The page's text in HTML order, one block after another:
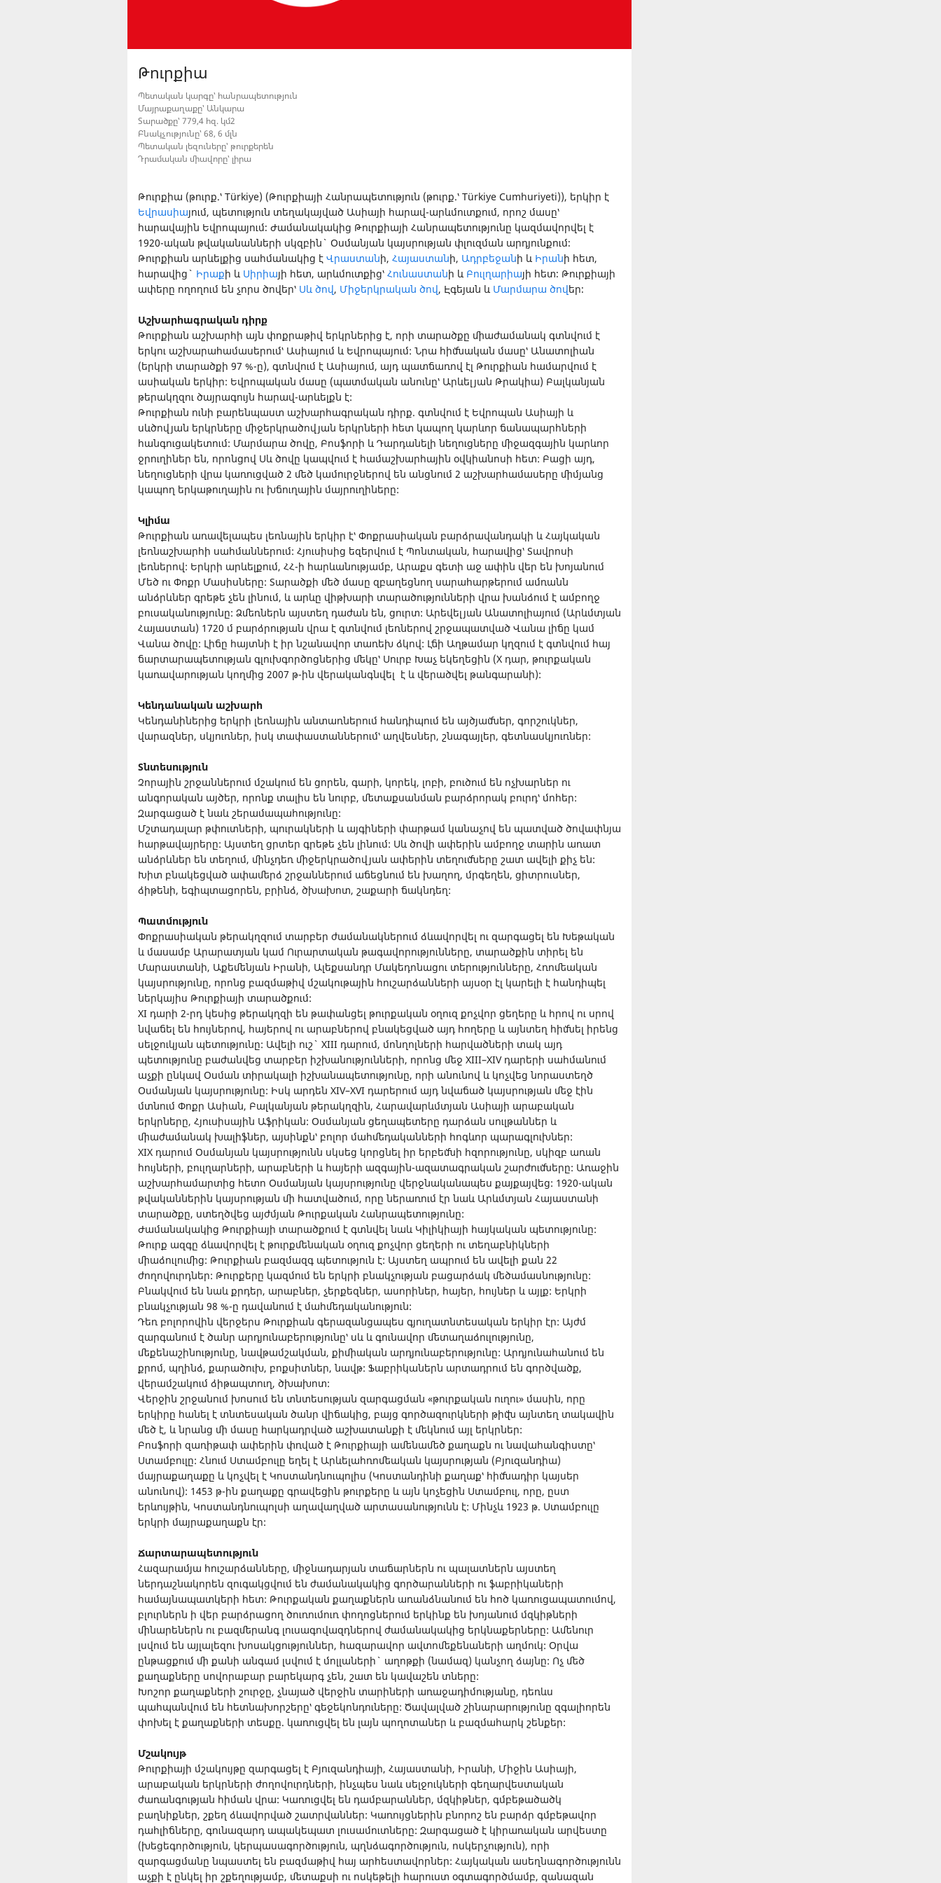
Թուրքիա
Պետական կարգը՝ հանրապետություն
Մայրաքաղաքը՝ Անկարա
Տարածքը՝ 779,4 հզ. կմ2
Բնակչությունը՝ 68, 6 մլն
Պետական լեզուները՝ թուրքերեն
Դրամական միավորը՝ լիրա
Թուրքիա (թուրք.՝ Türkiye) (Թուրքիայի Հանրապետություն (թուրք.՝ Türkiye Cumhuriyeti)), երկիր է
Եվրասիայում, պետություն տեղակայված Ասիայի հարավ-արևմուտքում, որոշ մասը՝
հարավային Եվրոպայում։ Ժամանակակից Թուրքիայի Հանրապետությունը կազմավորվել է
1920-ական թվականանների սկզբին` Օսմանյան կայսրության փլուզման արդյունքում։
Թուրքիան արևելքից սահմանակից է Վրաստանի, Հայաստանի, Ադրբեջանի և Իրանի հետ,
հարավից` Իրաքի և Սիրիայի հետ, արևմուտքից՝ Հունաստանի և Բուլղարիայի հետ։ Թուրքիայի
ափերը ողողում են չորս ծովեր՝ Սև ծով, Միջերկրական ծով, Էգեյան և Մարմարա ծովեր։
Աշխարհագրական դիրք
Թուրքիան աշխարհի այն փոքրաթիվ երկրներից է, որի տարածքը միաժամանակ գտնվում է
երկու աշխարահամասերում՝ Ասիայում և Եվրոպայում: Նրա հիմնական մասը՝ Անատոլիան
(երկրի տարածքի 97 %-ը), գտնվում է Ասիայում, այդ պատճառով էլ Թուրքիան համարվում է
ասիական երկիր: Եվրոպական մասը (պատմական անունը՝ Արևելյան Թրակիա) Բալկանյան
թերակղզու ծայրագույն հարավ-արևելքն է:
Թուրքիան ունի բարենպաստ աշխարհագրական դիրք. գտնվում է Եվրոպան Ասիայի և
սևծովյան երկրները միջերկրածովյան երկրների հետ կապող կարևոր ճանապարհների
հանգուցակետում: Մարմարա ծովը, Բոսֆորի և Դարդանելի նեղուցները միջազգային կարևոր
ջրուղիներ են, որոնցով Սև ծովը կապվում է համաշխարհային օվկիանոսի հետ: Բացի այդ,
նեղուցների վրա կառուցված 2 մեծ կամուրջներով են անցնում 2 աշխարհամասերը միմյանց
կապող երկաթուղային ու խճուղային մայրուղիները:
Կլիմա
Թուրքիան առավելապես լեռնային երկիր է՝ Փոքրասիական բարձրավանդակի և Հայկական
լեռնաշխարհի սահմաններում: Հյուսիսից եզերվում է Պոնտական, հարավից՝ Տավրոսի
լեռներով: Երկրի արևելքում, ՀՀ-ի հարևանությամբ, Արաքս գետի աջ ափին վեր են խոյանում
Մեծ ու Փոքր Մասիսները: Տարածքի մեծ մասը զբաղեցնող սարահարթերում ամռանն
անձրևներ գրեթե չեն լինում, և արևը վիթխարի տարածությունների վրա խանձում է ամբողջ
բուսականությունը: Ձմեռներն այստեղ դաժան են, ցուրտ: Արեվելյան Անատոլիայում (Արևմտյան
Հայաստան) 1720 մ բարձրության վրա է գտնվում լեռներով շրջապատված Վանա լիճը կամ
Վանա ծովը: Լիճը հայտնի է իր նշանավոր տառեխ ձկով: Լճի Աղթամար կղզում է գտնվում հայ
ճարտարապետության գլուխգործոցներից մեկը՝ Սուրբ Խաչ եկեղեցին (X դար, թուրքական
կառավարության կողմից 2007 թ-ին վերականգնվել է և վերածվել թանգարանի):
Կենդանական աշխարհ
Կենդանիներից երկրի լեռնային անտառներում հանդիպում են այծյամներ, գորշուկներ,
վարազներ, սկյուռներ, իսկ տափաստաններում՝ աղվեսներ, շնագայլեր, գետնասկյուռներ:
Տնտեսություն
Չորային շրջաններում մշակում են ցորեն, գարի, կորեկ, լոբի, բուծում են ոչխարներ ու
անգորական այծեր, որոնք տալիս են նուրբ, մետաքսանման բարձրորակ բուրդ՝ մոհեր:
Զարգացած է նաև շերամապահությունը:
Մշտադալար թփուտների, պուրակների և այգիների փարթամ կանաչով են պատված ծովափնյա
հարթավայրերը: Այստեղ ցրտեր գրեթե չեն լինում: Սև ծովի ափերին ամբողջ տարին առատ
անձրևներ են տեղում, մինչդեռ միջերկրածովյան ափերին տեղումները շատ ավելի քիչ են:
Խիտ բնակեցված ափամերձ շրջաններում աճեցնում են խաղող, մրգեղեն, ցիտրուսներ,
ձիթենի, եգիպտացորեն, բրինձ, ծխախոտ, շաքարի ճակնդեղ:
Պատմություն
Փոքրասիական թերակղզում տարբեր ժամանակներում ձևավորվել ու զարգացել են Խեթական
և մասամբ Արարատյան կամ Ուրարտական թագավորությունները, տարածքին տիրել են
Մարաստանի, Աքեմենյան Իրանի, Ալեքսանդր Մակեդոնացու տերությունները, Հռոմեական
կայսրությունը, որոնց բազմաթիվ մշակութային հուշարձանների այսօր էլ կարելի է հանդիպել
ներկայիս Թուրքիայի տարածքում:
XI դարի 2-րդ կեսից թերակղզի են թափանցել թուրքական օղուզ քոչվոր ցեղերը և հրով ու սրով
նվաճել են հույներով, հայերով ու արաբներով բնակեցված այդ հողերը և այնտեղ հիմնել իրենց
սելջուկյան պետությունը: Ավելի ուշ` XIII դարում, մոնղոլների հարվածների տակ այդ
պետությունը բաժանվեց տարբեր իշխանությունների, որոնց մեջ XIII–XIV դարերի սահմանում
աչքի ընկավ Օսման տիրակալի իշխանապետությունը, որի անունով և կոչվեց նորաստեղծ
Օսմանյան կայսրությունը: Իսկ արդեն XIV–XVI դարերում այդ նվաճած կայսրության մեջ էին
մտնում Փոքր Ասիան, Բալկանյան թերակղզին, Հարավարևմտյան Ասիայի արաբական
երկրները, Հյուսիսային Աֆրիկան: Օսմանյան ցեղապետերը դարձան սուլթաններ և
միաժամանակ խալիֆներ, այսինքն՝ բոլոր մահմեդականների հոգևոր պարագլուխներ:
XIX դարում Օսմանյան կայսրությունն սկսեց կորցնել իր երբեմնի հզորությունը, սկիզբ առան
հույների, բուլղարների, արաբների և հայերի ազգային-ազատագրական շարժումները: Առաջին
աշխարհամարտից հետո Օսմանյան կայսրությունը վերջնականապես քայքայվեց: 1920-ական
թվականներին կայսրության մի հատվածում, որը ներառում էր նաև Արևմտյան Հայաստանի
տարածքը, ստեղծվեց այժմյան Թուրքական Հանրապետությունը:
Ժամանակակից Թուրքիայի տարածքում է գտնվել նաև Կիլիկիայի հայկական պետությունը:
Թուրք ազգը ձևավորվել է թուրքմենական օղուզ քոչվոր ցեղերի ու տեղաբնիկների
միաձուլումից: Թուրքիան բազմազգ պետություն է: Այստեղ ապրում են ավելի քան 22
ժողովուրդներ: Թուրքերը կազմում են երկրի բնակչության բացարձակ մեծամասնությունը:
Բնակվում են նաև քրդեր, արաբներ, չերքեզներ, ասորիներ, հայեր, հույներ և այլք: Երկրի
բնակչության 98 %-ը դավանում է մահմեդականություն:
Դեռ բոլորովին վերջերս Թուրքիան գերազանցապես գյուղատնտեսական երկիր էր: Այժմ
զարգանում է ծանր արդյունաբերությունը՝ սև և գունավոր մետաղաձուլությունը,
մեքենաշինությունը, նավթամշակման, քիմիական արդյունաբերությունը: Արդյունահանում են
քրոմ, պղինձ, քարածուխ, բոքսիտներ, նավթ: Ֆաբրիկաներն արտադրում են գործվածք,
վերամշակում ձիթապտուղ, ծխախոտ:
Վերջին շրջանում խոսում են տնտեսության զարգացման «թուրքական ուղու» մասին, որը
երկիրը հանել է տնտեսական ծանր վիճակից, բայց գործազուրկների թիվն այնտեղ տակավին
մեծ է, և նրանց մի մասը հարկադրված աշխատանքի է մեկնում այլ երկրներ:
Բոսֆորի զառիթափ ափերին փռված է Թուրքիայի ամենամեծ քաղաքն ու նավահանգիստը՝
Ստամբուլը: Հնում Ստամբուլը եղել է Արևելահռոմեական կայսրության (Բյուզանդիա)
մայրաքաղաքը և կոչվել է Կոստանդնուպոլիս (Կոստանդինի քաղաք՝ հիմնադիր կայսեր
անունով): 1453 թ-ին քաղաքը գրավեցին թուրքերը և այն կոչեցին Ստամբուլ, որը, ըստ
երևույթին, Կոստանդնուպոլսի աղավաղված արտասանությունն է: Մինչև 1923 թ. Ստամբուլը
երկրի մայրաքաղաքն էր:
Ճարտարապետություն
Հազարամյա հուշարձանները, միջնադարյան տաճարներն ու պալատներն այստեղ
ներդաշնակորեն զուգակցվում են ժամանակակից գործարանների ու ֆաբրիկաների
համայնապատկերի հետ: Թուրքական քաղաքներն առանձնանում են հոծ կառուցապատումով,
բլուրներն ի վեր բարձրացող ծուռումուռ փողոցներում երկինք են խոյանում մզկիթների
մինարեներն ու բազմերանգ լուսագովազդներով ժամանակակից երկնաքերները: Ամենուր
լսվում են այլալեզու խոսակցություններ, հազարավոր ավտոմեքենաների աղմուկ: Օրվա
ընթացքում մի քանի անգամ լսվում է մոլլաների` աղոթքի (նամազ) կանչող ձայնը: Ոչ մեծ
քաղաքները սովորաբար բարեկարգ չեն, շատ են կավաշեն տները:
Խոշոր քաղաքների շուրջը, չնայած վերջին տարիների առաջադիմությանը, դեռևս
պահպանվում են հետնախորշերը՝ գեջեկոնդուները: Ծավալված շինարարությունը զգալիորեն
փոխել է քաղաքների տեսքը. կառուցվել են լայն պողոտաներ և բազմահարկ շենքեր:
Մշակույթ
Թուրքիայի մշակույթը զարգացել է Բյուզանդիայի, Հայաստանի, Իրանի, Միջին Ասիայի,
արաբական երկրների ժողովուրդների, ինչպես նաև սելջուկների գեղարվեստական
ժառանգության հիման վրա: Կառուցվել են դամբարաններ, մզկիթներ, գմբեթածածկ
բաղնիքներ, շքեղ ձևավորված շատրվաններ: Կառույցներին բնորոշ են բարձր գմբեթավոր
դահլիճները, գունազարդ ապակեպատ լուսամուտները: Զարգացած է կիրառական արվեստը
(խեցեգործություն, կերպասագործություն, պղնձագործություն, ոսկերչություն), որի
զարգացմանը նպաստել են բազմաթիվ հայ արհեստավորներ: Հայկական ասեղնագործությունն
աչքի է ընկել իր շքեղությամբ, մետաքսի ու ոսկեթելի հարուստ օգտագործմամբ, զանազան